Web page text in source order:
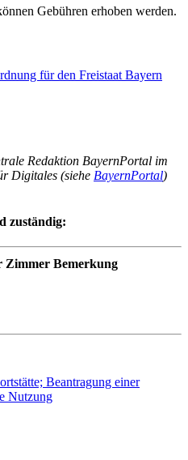
Gebühren erhoben werden.
für den Freistaat Bayern
Redaktion BayernPortal im
Digitales (siehe BayernPortal)
zuständig:
Zimmer Bemerkung
Beantragung einer
Nutzung